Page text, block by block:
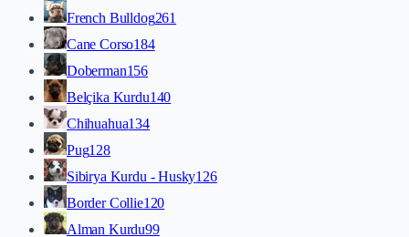
French Bulldog261
Cane Corso184
Doberman156
Belçika Kurdu140
Chihuahua134
Pug128
Sibirya Kurdu - Husky126
Border Collie120
Alman Kurdu99